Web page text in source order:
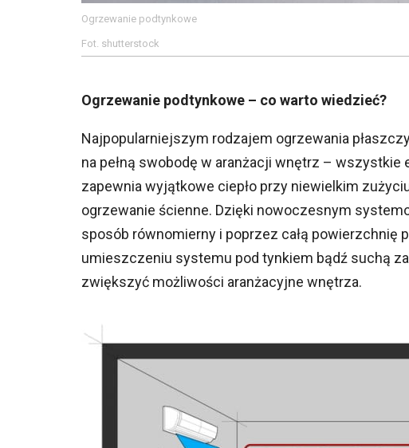
Ogrzewanie podtynkowe
Fot. shutterstock
Ogrzewanie podtynkowe – co warto wiedzieć?
Najpopularniejszym rodzajem ogrzewania
na pełną swobodę w aranżacji wnętrz – wszystkie
zapewnia wyjątkowe ciepło przy niewielkim
ogrzewanie ścienne. Dzięki nowoczesnym
sposób równomierny i poprzez całą powierzchnię
umieszczeniu systemu pod tynkiem bądź suchą
zwiększyć możliwości aranżacyjne wnętrza.